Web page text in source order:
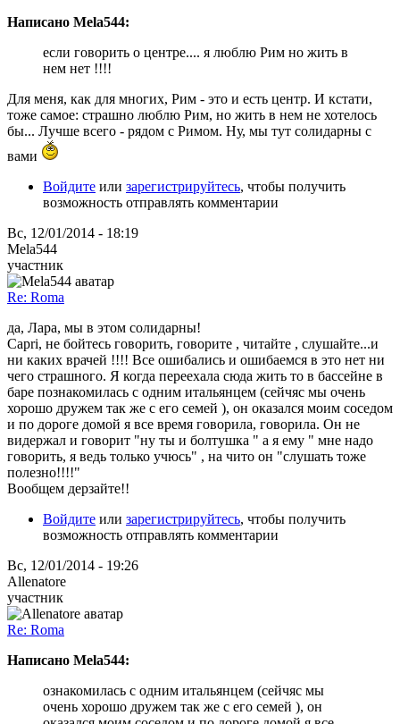
Написано Mela544:
если говорить о центре.... я люблю Рим но жить в
нем нет !!!!
Для меня, как для многих, Рим - это и есть центр. И кстати,
тоже самое: страшно люблю Рим, но жить в нем не хотелось
бы... Лучше всего - рядом с Римом. Ну, мы тут солидарны с
вами
Войдите или зарегистрируйтесь, чтобы получить
возможность отправлять комментарии
Вс, 12/01/2014 - 18:19
Mela544
участник
Re: Roma
да, Лара, мы в этом солидарны!
Capri, не бойтесь говорить, говорите , читайте , слушайте...и
ни каких врачей !!!! Все ошибались и ошибаемся в это нет ни
чего страшного. Я когда переехала сюда жить то в бассейне в
баре познакомилась с одним итальянцем (сейчяс мы очень
хорошо дружем так же с его семей ), он оказался моим соседом
и по дороге домой я все время говорила, говорила. Он не
видержал и говорит "ну ты и болтушка " а я ему " мне надо
говорить, я ведь только учюсь" , на чито он "слушать тоже
полезно!!!!"
Вообщем дерзайте!!
Войдите или зарегистрируйтесь, чтобы получить
возможность отправлять комментарии
Вс, 12/01/2014 - 19:26
Allenatore
участник
Re: Roma
Написано Mela544:
ознакомилась с одним итальянцем (сейчяс мы
очень хорошо дружем так же с его семей ), он